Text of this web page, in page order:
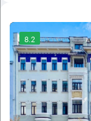
8.2